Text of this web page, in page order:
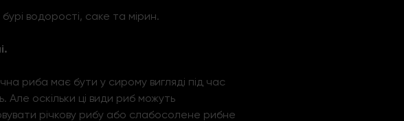
водорості, саке та мірин.
риба має бути у сирому вигляді під час
Але оскільки ці види риб можуть
річкову рибу або слабосолене рибне